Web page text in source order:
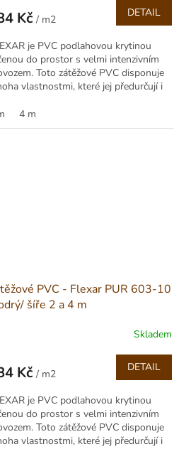
Kč / m2
DETAIL
je PVC podlahovou krytinou
do prostor s velmi intenzivním
Toto zátěžové PVC disponuje
vlastnostmi, které jej předurčují i
4 m
PVC - Flexar PUR 603-10
šíře 2 a 4 m
Skladem
Kč / m2
DETAIL
je PVC podlahovou krytinou
do prostor s velmi intenzivním
Toto zátěžové PVC disponuje
vlastnostmi, které jej předurčují i